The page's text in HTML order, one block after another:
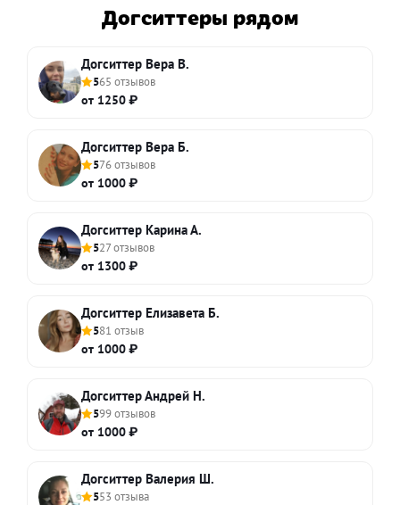
Догситтеры рядом
Догситтер Вера В.
565 отзывов
от 1250 ₽
Догситтер Вера Б.
576 отзывов
от 1000 ₽
Догситтер Карина А.
527 отзывов
от 1300 ₽
Догситтер Елизавета Б.
581 отзыв
от 1000 ₽
Догситтер Андрей Н.
599 отзывов
от 1000 ₽
Догситтер Валерия Ш.
553 отзыва